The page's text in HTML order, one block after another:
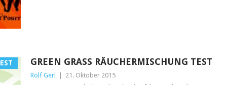
GREEN GRASS RÄUCHERMISCHUNG TEST
Rolf Gerl 21. Oktober 2015